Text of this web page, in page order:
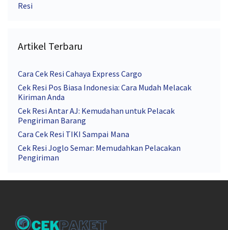
Resi
Artikel Terbaru
Cara Cek Resi Cahaya Express Cargo
Cek Resi Pos Biasa Indonesia: Cara Mudah Melacak
Kiriman Anda
Cek Resi Antar AJ: Kemudahan untuk Pelacak
Pengiriman Barang
Cara Cek Resi TIKI Sampai Mana
Cek Resi Joglo Semar: Memudahkan Pelacakan
Pengiriman